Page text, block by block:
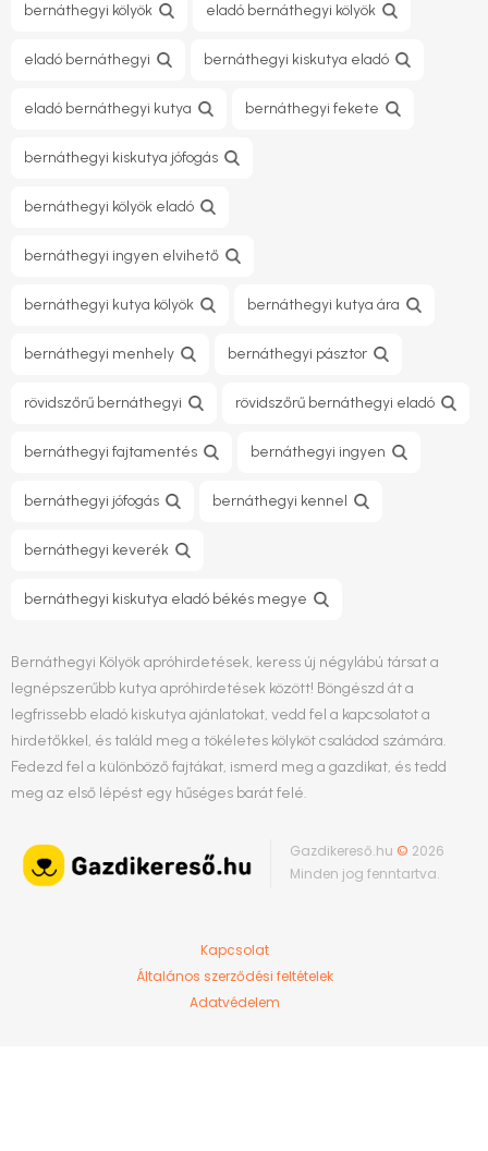
bernáthegyi kölyök eladó bernáthegyi kölyök
eladó bernáthegyi bernáthegyi kiskutya eladó
eladó bernáthegyi kutya bernáthegyi fekete
bernáthegyi kiskutya jófogás
bernáthegyi kölyök eladó
bernáthegyi ingyen elvihető
bernáthegyi kutya kölyök bernáthegyi kutya ára
bernáthegyi menhely bernáthegyi pásztor
rövidszőrű bernáthegyi rövidszőrű bernáthegyi eladó
bernáthegyi fajtamentés bernáthegyi ingyen
bernáthegyi jófogás bernáthegyi kennel
bernáthegyi keverék
bernáthegyi kiskutya eladó békés megye
Bernáthegyi Kölyök apróhirdetések, keress új négylábú társat a
legnépszerűbb kutya apróhirdetések között! Böngészd át a
legfrissebb eladó kiskutya ajánlatokat, vedd fel a kapcsolatot a
hirdetőkkel, és találd meg a tökéletes kölyköt családod számára.
Fedezd fel a különböző fajtákat, ismerd meg a gazdikat, és tedd
meg az első lépést egy hűséges barát felé.
Gazdikereső.hu © 2026
Minden jog fenntartva.
Kapcsolat
Általános szerződési feltételek
Adatvédelem